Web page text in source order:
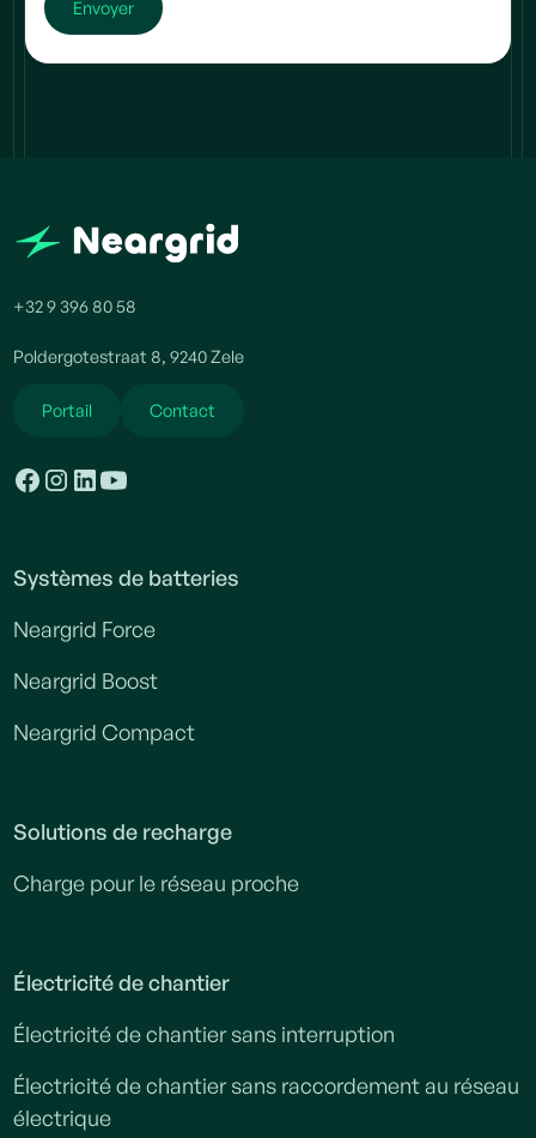
+32 9 396 80 58
Poldergotestraat 8, 9240 Zele
Portail Contact
Systèmes de batteries
Neargrid Force
Neargrid Boost
Neargrid Compact
Solutions de recharge
Charge pour le réseau proche
Électricité de chantier
Électricité de chantier sans interruption
Électricité de chantier sans raccordement au réseau
électrique